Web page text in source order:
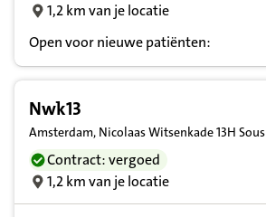
1,2 km van je locatie
Open voor nieuwe patiënten:
Nwk13
Amsterdam, Nicolaas Witsenkade 13H Sous
Contract: vergoed
1,2 km van je locatie